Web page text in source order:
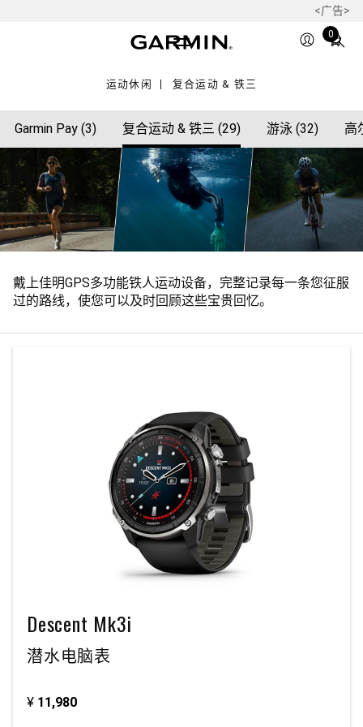
<广告>
0
Total
0
运动休闲 复合运动 & 铁三
Garmin Pay (3) 复合运动 & 铁三 (29) 游泳 (32) 高
戴上佳明GPS多功能铁人运动设备，完整记录每一条您征服
过的路线，使您可以及时回顾这些宝贵回忆。
Descent Mk3i
潜水电脑表
¥ 11,980